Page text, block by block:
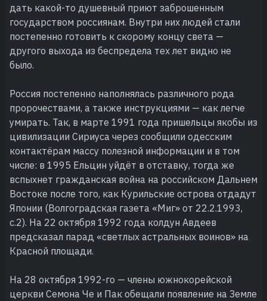
дать какой-то душевный приют заброшенным
государством россиянам. Внутри них людей стали
постепенно готовить к скорому концу света —
другого выхода из беспредела тех лет видно не
было.
Россия постепенно наполнялась различного рода
пророчествами, а также инструкциями — как легче
умирать. Так, в марте 1991 года пришельцы якобы из
цивилизации Сириуса через сообщили одесским
контактёрам массу полезной информации и в том
числе: в 1995 Ельцин уйдёт в отставку, тогда же
вспыхнет гражданская война на российском Дальнем
Востоке после того, как Курильские острова отдадут
Японии (Волгоградская газета «Миг» от 22.2.1993,
с.2). На 22 октября 1992 года колдун Авдеев
предсказал парад «светлых астральных воинов» на
Красной площади.
На 28 октября 1992-го — члены южнокорейской
церкви Семона Че и Пак обещали появление на Земле